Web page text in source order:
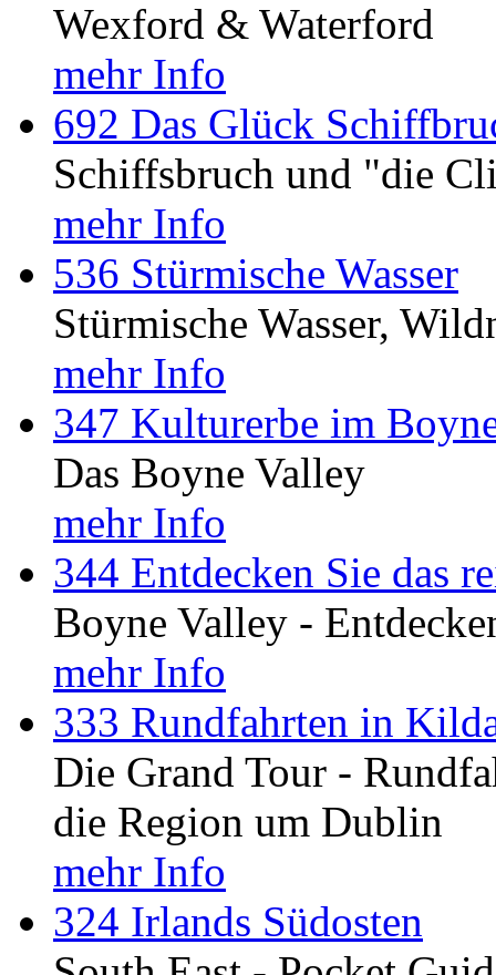
Wexford & Waterford
mehr Info
692 Das Glück
Schiffsbruch und "die
mehr Info
536 Stürmische Wasser
Stürmische Wasser,
mehr Info
347 Kulturerbe im
Das Boyne Valley
mehr Info
344 Entdecken Sie das
Boyne Valley -
mehr Info
333 Rundfahrten in
Die Grand Tour -
die Region um Dublin
mehr Info
324 Irlands Südosten